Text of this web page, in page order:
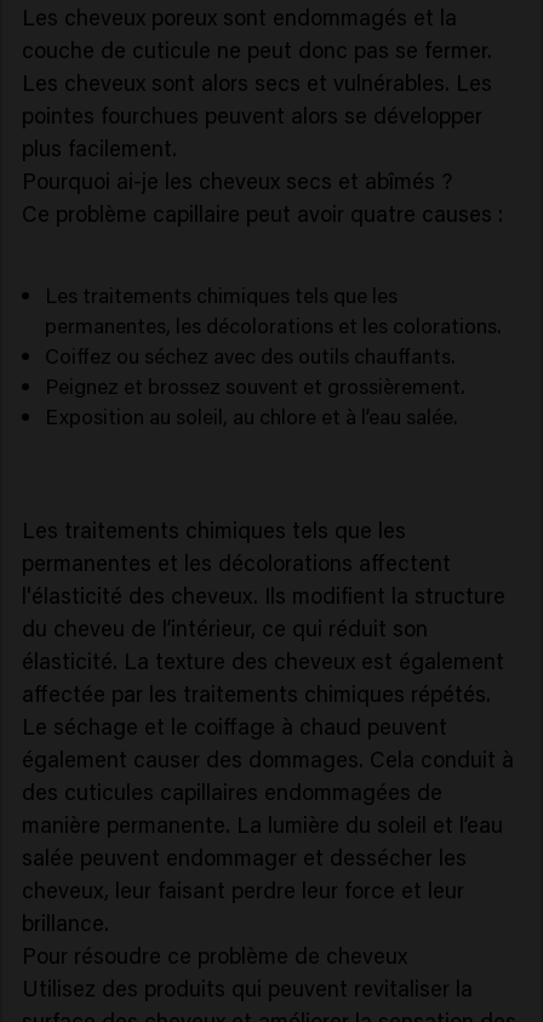
Les cheveux poreux sont endommagés et la
couche de cuticule ne peut donc pas se fermer.
Les cheveux sont alors secs et vulnérables. Les
pointes fourchues peuvent alors se développer
plus facilement.
Pourquoi ai-je les cheveux secs et abîmés ?
Ce problème capillaire peut avoir quatre causes :
Les traitements chimiques tels que les
permanentes, les décolorations et les colorations.
Coiffez ou séchez avec des outils chauffants.
Peignez et brossez souvent et grossièrement.
Exposition au soleil, au chlore et à l’eau salée.
Les traitements chimiques tels que les
permanentes et les décolorations affectent
l'élasticité des cheveux. Ils modifient la structure
du cheveu de l’intérieur, ce qui réduit son
élasticité. La texture des cheveux est également
affectée par les traitements chimiques répétés.
Le séchage et le coiffage à chaud peuvent
également causer des dommages. Cela conduit à
des cuticules capillaires endommagées de
manière permanente. La lumière du soleil et l’eau
salée peuvent endommager et dessécher les
cheveux, leur faisant perdre leur force et leur
brillance.
Pour résoudre ce problème de cheveux
Utilisez des produits qui peuvent revitaliser la